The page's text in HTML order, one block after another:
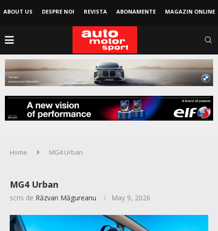
ABOUT US DESPRE NOI REVISTA ABONAMENTE MAGAZIN ONLINE
Home MG4 Urban
MG4 Urban
scris de Răzvan Măgureanu May 9, 2026